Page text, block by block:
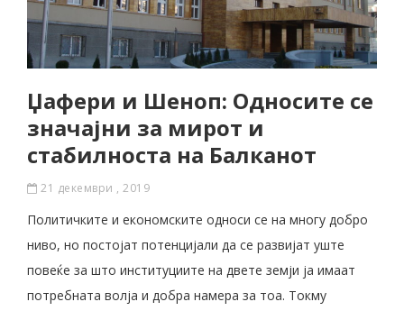
Џафери и Шеноп: Односите се
значајни за мирот и
стабилноста на Балканот
21 декември , 2019
Политичките и економските односи се на многу добро
ниво, но постојат потенцијали да се развијат уште
повеќе за што институциите на двете земји ја имаат
потребната волја и добра намера за тоа. Токму